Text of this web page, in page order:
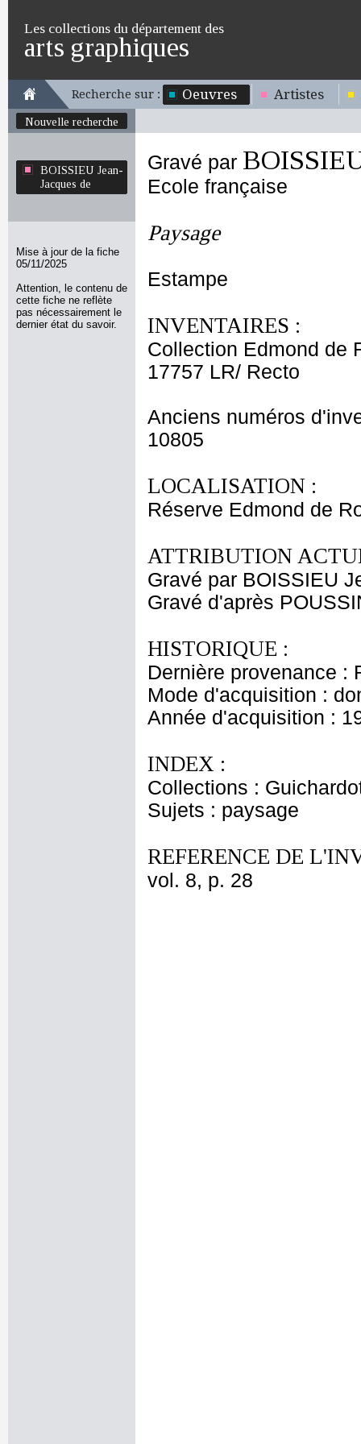
Les collections du département des
arts graphiques
Recherche sur : Oeuvres Artistes
Nouvelle recherche
BOISSIEU Jean-
Jacques de
Mise à jour de la fiche
05/11/2025
Attention, le contenu de
cette fiche ne reflète
pas nécessairement le
dernier état du savoir.
Gravé par
Ecole française
Paysage
Estampe
INVENTAIRES :
Collection Edmond de
17757 LR/ Recto
Anciens numéros
10805
LOCALISATION :
Réserve Edmond de
ATTRIBUTION
Gravé par BOISSIEU
Gravé d'après
HISTORIQUE :
Dernière provenance :
Mode d'acquisition :
Année d'acquisition :
INDEX :
Collections :
Sujets : paysage
REFERENCE DE
vol. 8, p. 28